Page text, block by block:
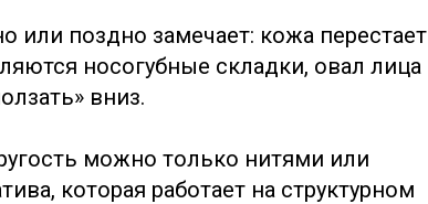
или поздно замечает: кожа перестает
носогубные складки, овал лица
вниз.
можно только нитями или
которая работает на структурном